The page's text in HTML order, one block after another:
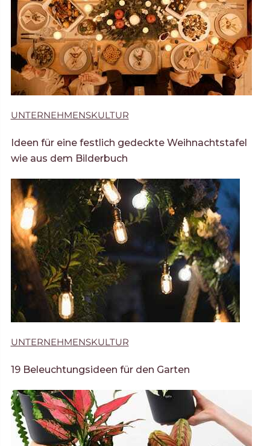
UNTERNEHMENSKULTUR
Ideen für eine festlich gedeckte Weihnachtstafel
wie aus dem Bilderbuch
UNTERNEHMENSKULTUR
19 Beleuchtungsideen für den Garten